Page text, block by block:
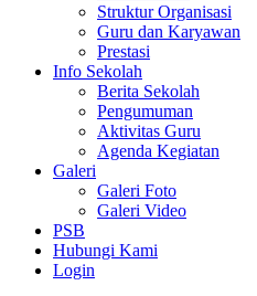
Struktur Organisasi
Guru dan Karyawan
Prestasi
Info Sekolah
Berita Sekolah
Pengumuman
Aktivitas Guru
Agenda Kegiatan
Galeri
Galeri Foto
Galeri Video
PSB
Hubungi Kami
Login